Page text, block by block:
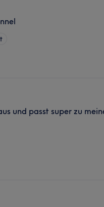
und passt super zu